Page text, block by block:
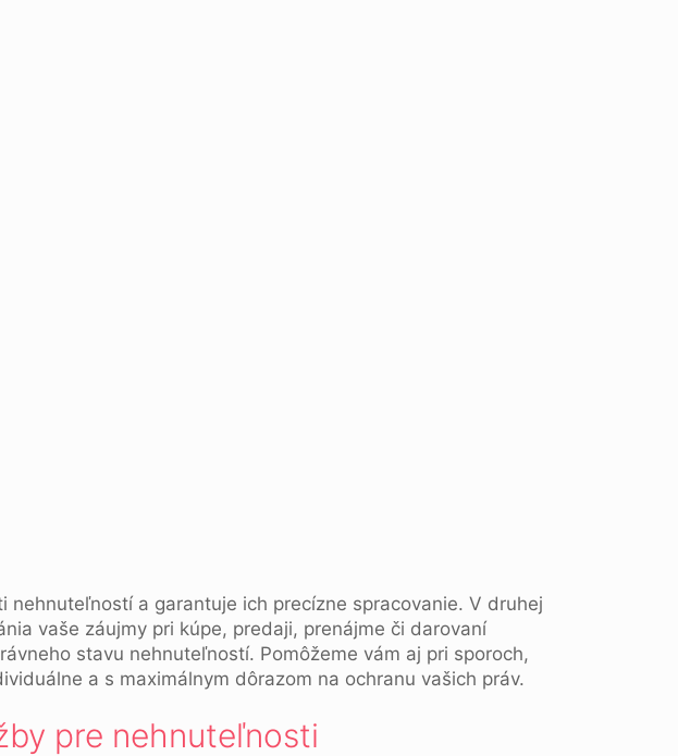
a garantuje ich precízne spracovanie. V druhej
vaše záujmy pri kúpe, predaji, prenájme či darovaní
stavu nehnuteľností. Pomôžeme vám aj pri sporoch,
a s maximálnym dôrazom na ochranu vašich práv.
pre nehnuteľnosti